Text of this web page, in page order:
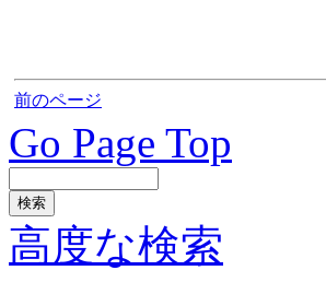
前のページ
Go Page Top
高度な検索